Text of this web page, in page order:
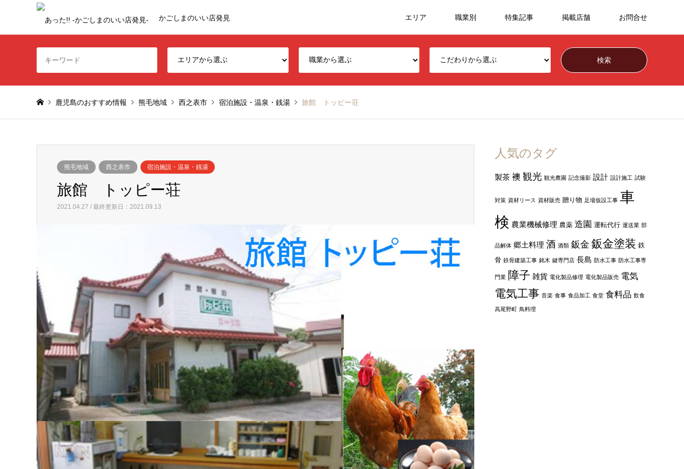
かごしまのいい店発見 エリア 職業別 特集記事 掲載店舗 お問合せ
鹿児島のおすすめ情報 熊毛地域 西之表市 宿泊施設・温泉・銭湯 旅館 トッピー荘
熊毛地域 西之表市 宿泊施設・温泉・銭湯
旅館 トッピー荘
2021.04.27 / 最終更新日：2021.09.13
人気のタグ
製茶 襖 観光 観光農園 記念撮影 設計 設計施工 試験
対策 資材リース 資材販売 贈り物 足場仮設工事 車
検 農業機械修理 農薬 造園 運転代行 運送業 部
品解体 郷土料理 酒 酒類 鈑金 鈑金塗装 鉄
骨 鉄骨建築工事 銘木 鍵専門店 長島 防水工事 防水工事専
門業 障子 雑貨 電化製品修理 電化製品販売 電気
電気工事 音楽 食事 食品加工 食堂 食料品 飲食
高尾野町 鳥料理